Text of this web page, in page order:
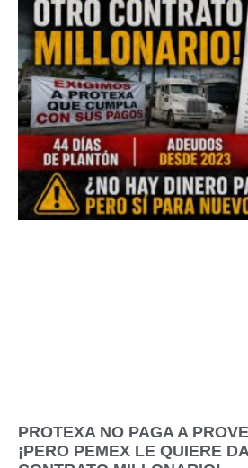
PROTEXA NO PAGA A
¡PERO PEMEX LE QUIERE